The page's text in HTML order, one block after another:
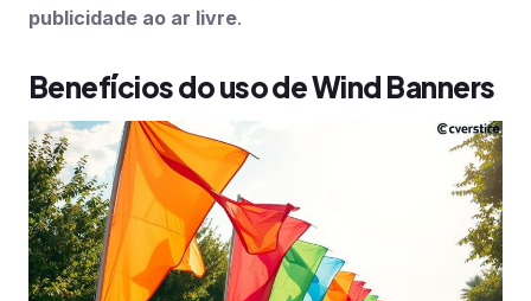
publicidade ao ar livre.
Benefícios do uso de Wind Banners